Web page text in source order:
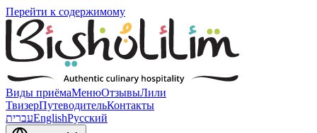
Перейти к содержимому
Виды приёмаМенюОтзывыЛили
ТвизерПутеводительКонтакты
עבריתEnglishРусский